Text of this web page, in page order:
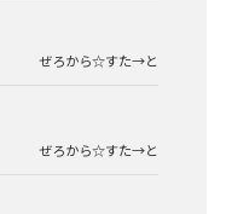
ぜろから☆すた→と
ぜろから☆すた→と